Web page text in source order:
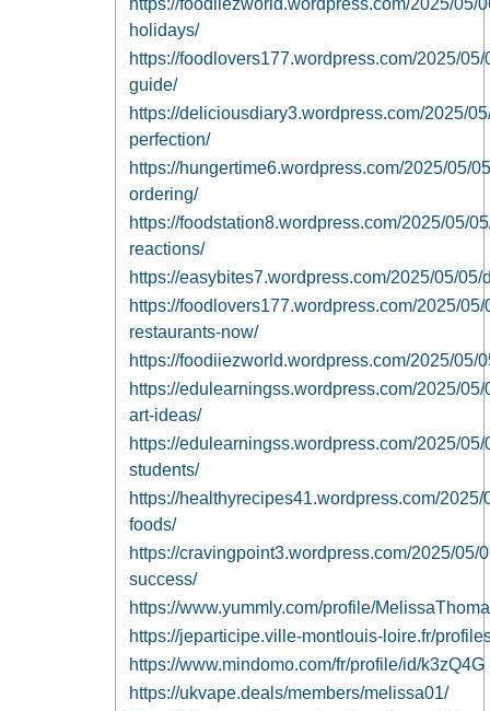
https://foodiiezworld.wordpress.com/2025/05/
holidays/
https://foodlovers177.wordpress.com/2025/
guide/
https://deliciousdiary3.wordpress.com/2025/
perfection/
https://hungertime6.wordpress.com/2025/05/
ordering/
https://foodstation8.wordpress.com/2025/05/
reactions/
https://easybites7.wordpress.com/2025/05/
https://foodlovers177.wordpress.com/2025/
restaurants-now/
https://foodiiezworld.wordpress.com/2025/05/
https://edulearningss.wordpress.com/2025/
art-ideas/
https://edulearningss.wordpress.com/2025/
students/
https://healthyrecipes41.wordpress.com/
foods/
https://cravingpoint3.wordpress.com/2025/
success/
https://www.yummly.com/profile/
https://jeparticipe.ville-montlouis-loire.fr/
https://www.mindomo.com/fr/profile/id/k3zQ4G
https://ukvape.deals/members/melissa01/